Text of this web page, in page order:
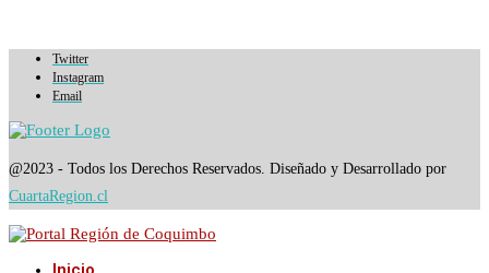
Twitter
Instagram
Email
@2023 - Todos los Derechos Reservados. Diseñado y Desarrollado por
CuartaRegion.cl